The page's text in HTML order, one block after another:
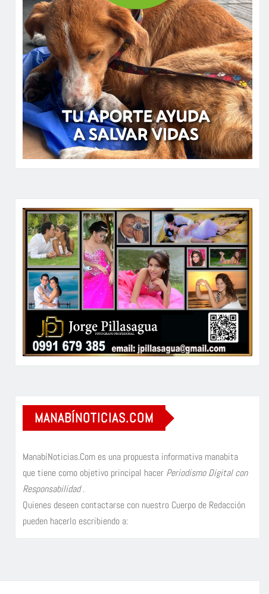
MANABÍNOTICIAS.COM
ManabíNoticias.Com es una propuesta informativa manabita
que tiene como objetivo principal hacer Periodismo Digital con
Responsabilidad.
Quienes deseen contactarse con nuestro Cuerpo de Redacción
pueden hacerlo escribiendo a: